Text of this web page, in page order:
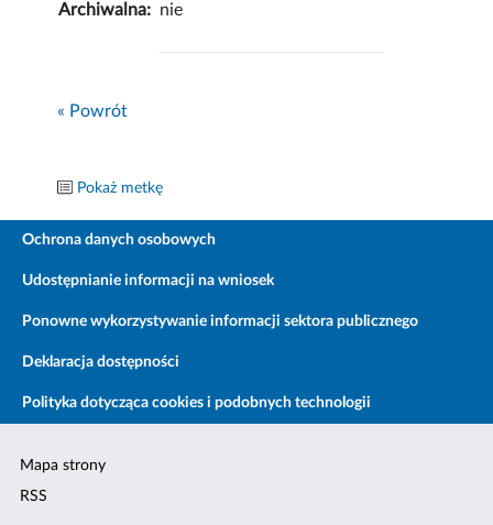
Archiwalna: nie
« Powrót
Pokaż metkę
Ochrona danych osobowych
Udostępnianie informacji na wniosek
Ponowne wykorzystywanie informacji sektora publicznego
Deklaracja dostępności
Polityka dotycząca cookies i podobnych technologii
Mapa strony
RSS